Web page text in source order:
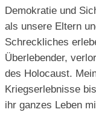
Demokratie und
als unsere Eltern
Schreckliches
Überlebender,
des Holocaust.
Kriegserlebnisse
ihr ganzes Leben